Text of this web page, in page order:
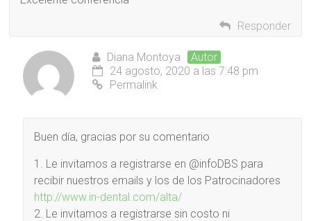
Responder
Diana Montoya
Autor
24 agosto, 2020 a las 7:48 pm
Permalink
Buen día, gracias por su comentario
1. Le invitamos a registrarse en @infoDBS para
recibir nuestros emails y los de los Patrocinadores
http://www.in-dental.com/alta/
2. Le invitamos a registrarse sin costo ni